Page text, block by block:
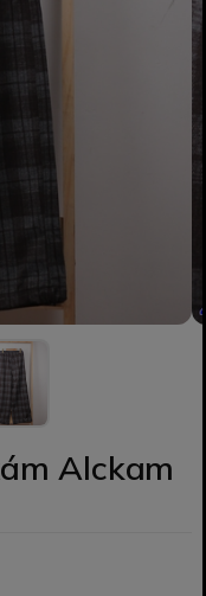
Alckam